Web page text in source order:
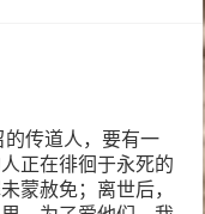
传道人，要有一
正在徘徊于永死的
蒙赦免；离世后，